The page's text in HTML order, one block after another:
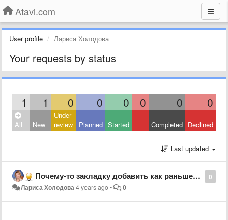
Atavi.com
User profile Лариса Холодова
Your requests by status
1 1 0 0 0 0 0 0
All New
Under
review
Planned Started Completed Declined
Last updated
0
Почему-то закладку добавить как раньше невозможно, только скопировать и добавить...
Лариса Холодова4 years ago• 0